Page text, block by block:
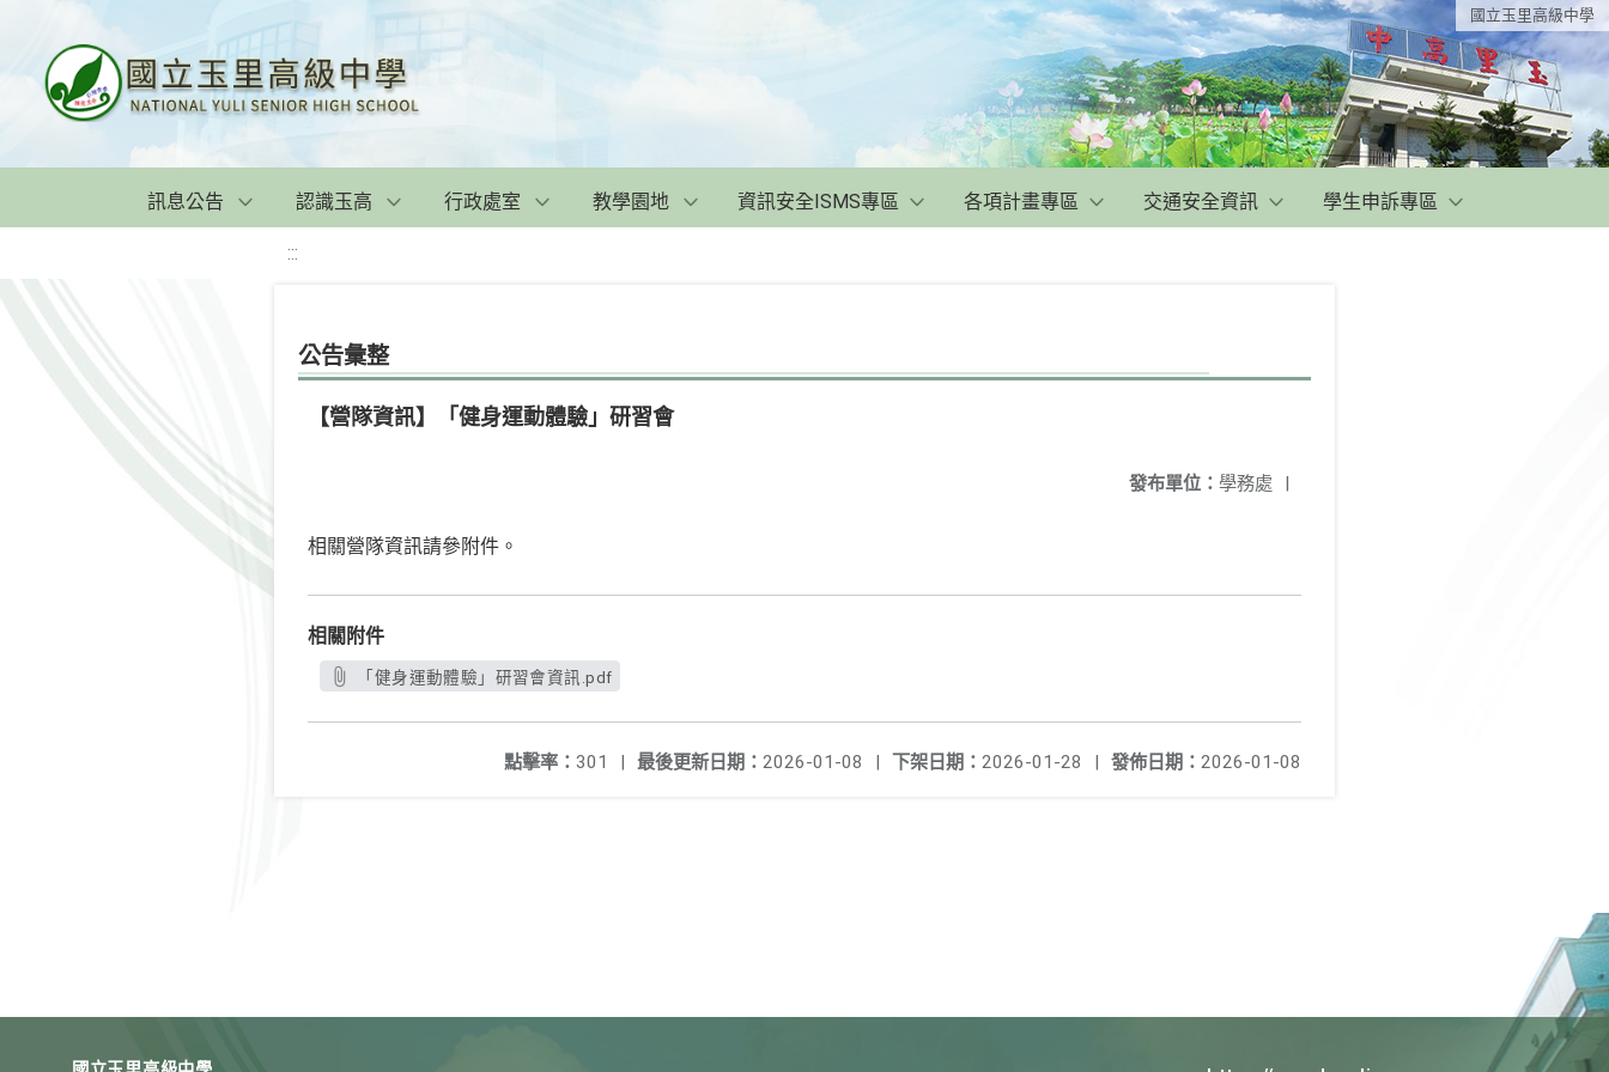
國立玉里高級中學
訊息公告 認識玉高 行政處室 教學園地 資訊安全ISMS專區 各項計畫專區 交通安全資訊 學生申訴專區
:::
公告彙整
【營隊資訊】「健身運動體驗」研習會
發布單位： 學務處 |
相關營隊資訊請參附件。
相關附件
「健身運動體驗」研習會資訊.pdf
發佈日期： 2026-01-08
下架日期： 2026-01-28 |
最後更新日期： 2026-01-08 |
點擊率： 301 |